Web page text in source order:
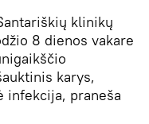
klinikų
8 dienos vakare
karys,
infekcija, praneša